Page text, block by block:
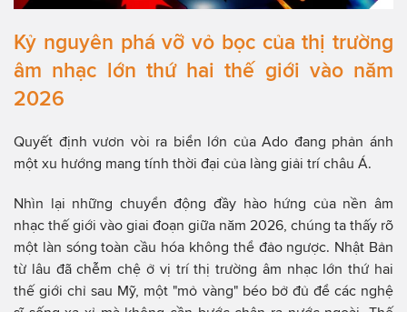
Kỷ nguyên phá vỡ vỏ bọc của thị trường
âm nhạc lớn thứ hai thế giới vào năm
2026
Quyết định vươn vòi ra biển lớn của Ado đang phản ánh
một xu hướng mang tính thời đại của làng giải trí châu Á.
Nhìn lại những chuyển động đầy hào hứng của nền âm
nhạc thế giới vào giai đoạn giữa năm 2026, chúng ta thấy rõ
một làn sóng toàn cầu hóa không thể đảo ngược. Nhật Bản
từ lâu đã chễm chệ ở vị trí thị trường âm nhạc lớn thứ hai
thế giới chỉ sau Mỹ, một "mỏ vàng" béo bở đủ để các nghệ